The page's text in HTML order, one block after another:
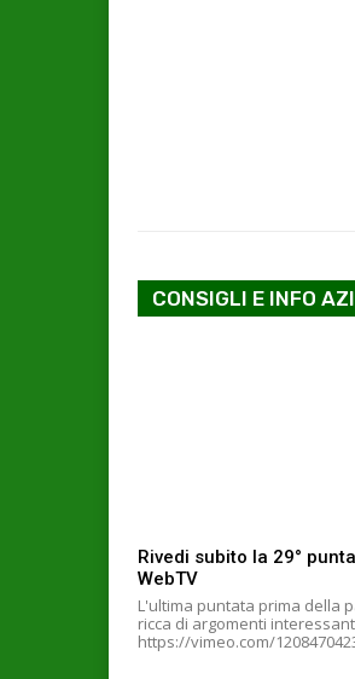
CONSIGLI E INFO
Rivedi subito la 29°
WebTV
L'ultima puntata prima della
ricca di argomenti